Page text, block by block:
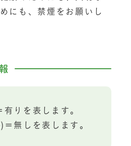
にも、禁煙をお願いし
有りを表します。
＝無しを表します。